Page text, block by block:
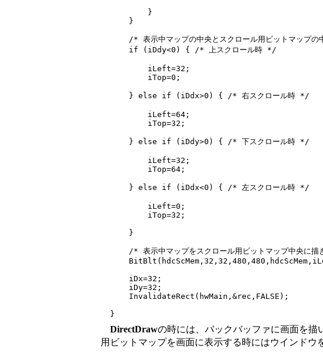
          }
      }
/* 表示中マップの中央とスクロール用ビットマップの
      if (iDdy<0) { /* 上スクロール時 */
          iLeft=32;
          iTop=0;
      } else if (iDdx>0) { /* 右スクロール時 */
          iLeft=64;
          iTop=32;
      } else if (iDdy>0) { /* 下スクロール時 */
          iLeft=32;
          iTop=64;
      } else if (iDdx<0) { /* 左スクロール時 */
          iLeft=0;
          iTop=32;
      }
/* 表示中マップをスクロール用ビットマップ中央に描
      iDx=32;
      iDy=32;
      InvalidateRect(hwMain,&rec,FALSE);
DirectDrawの時には、バックバッファに画面を
用ビットマップを画面に表示する時にはウインドウ